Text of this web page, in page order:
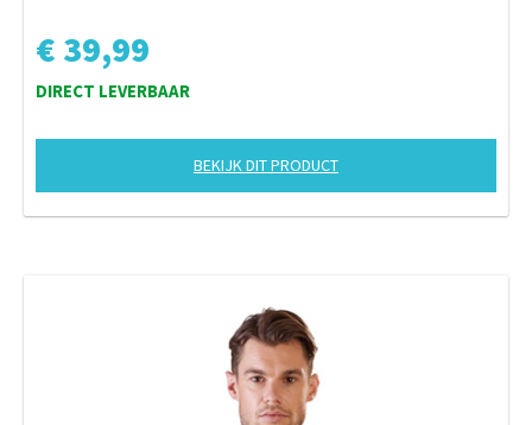
€ 39,99
DIRECT LEVERBAAR
BEKIJK DIT PRODUCT